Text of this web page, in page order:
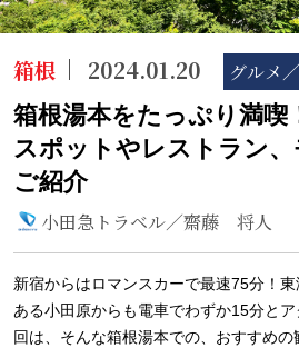
箱根 2024.01.20 グルメ
箱根湯本をたっぷり満喫
スポットやレストラン
ご紹介
小田急トラベル／齋藤 将人
新宿からはロマンスカーで最速75分！
ある小田原からも電車でわずか15分と
回は、そんな箱根湯本での、おすすめ